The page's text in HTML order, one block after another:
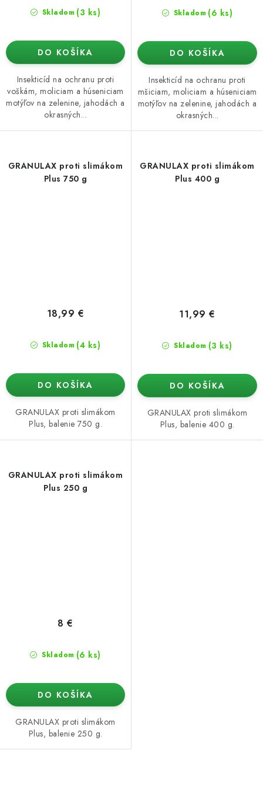
Skladom (3 ks)
DO KOŠÍKA
Insekticíd na ochranu proti
voškám, moliciam a húseniciam
motýľov na zelenine, jahodách a
okrasných...
Skladom (6 ks)
DO KOŠÍKA
Insekticíd na ochranu proti
mšiciam, moliciam a húseniciam
motýľov na zelenine, jahodách a
okrasných...
GRANULAX proti slimákom
Plus 750 g
Skladom (4 ks)
18,99 €
DO KOŠÍKA
GRANULAX proti slimákom
Plus, balenie 750 g.
GRANULAX proti slimákom
Plus 400 g
Skladom (3 ks)
11,99 €
DO KOŠÍKA
GRANULAX proti slimákom
Plus, balenie 400 g.
GRANULAX proti slimákom
Plus 250 g
Skladom (6 ks)
8 €
DO KOŠÍKA
GRANULAX proti slimákom
Plus, balenie 250 g.